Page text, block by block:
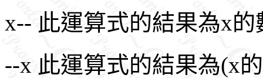
x-- 此運算式的結果為x
--x 此運算式的結果為(x